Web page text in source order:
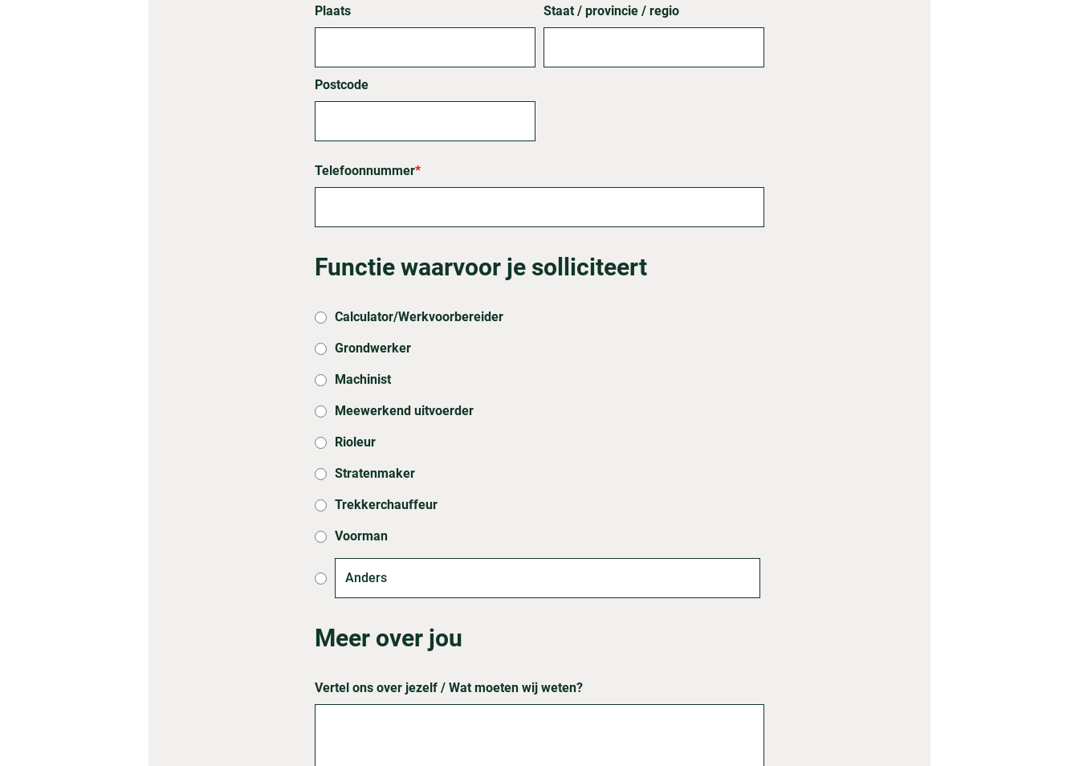
Plaats Staat / provincie / regio
Postcode
Telefoonnummer*
Functie waarvoor je solliciteert
Calculator/Werkvoorbereider
Grondwerker
Machinist
Meewerkend uitvoerder
Rioleur
Stratenmaker
Trekkerchauffeur
Voorman
Meer over jou
Vertel ons over jezelf / Wat moeten wij weten?